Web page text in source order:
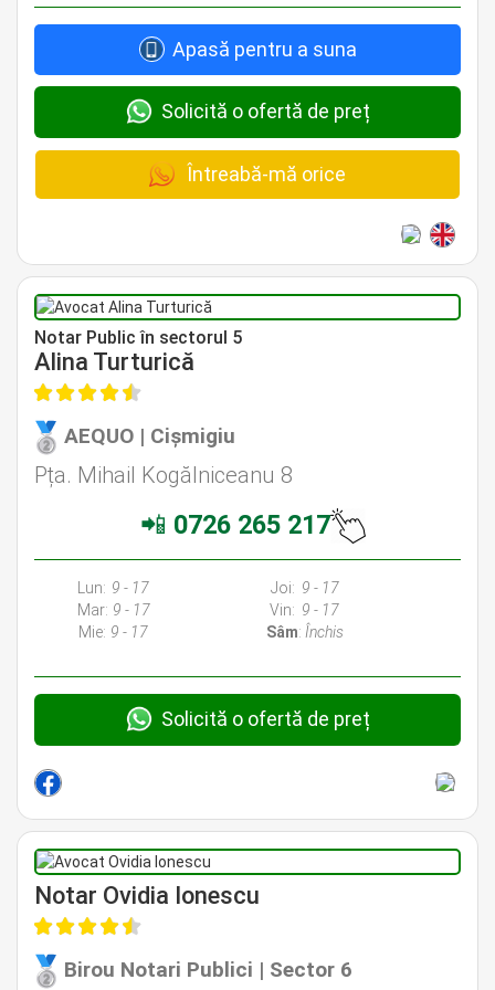
Apasă pentru a suna
Solicită o ofertă de preț
Întreabă-mă orice
Avocat Specializat în Drept Civil • Avocat Specializat în Dreptul Familiei
Notar Public în sectorul 5
Alina Turturică
AEQUO | Cișmigiu
Pța. Mihail Kogălniceanu 8
📲 0726 265 217
Avocati Bucuresti • Cabinete Avocatura Bucuresti • Avocati Specializati Bucuresti • Avocat Bun Bucuresti • Avocat Bucuresti • Bucuresti Avocat •
Lun: 9 - 17
Mar: 9 - 17
Mie: 9 - 17
Joi: 9 - 17
Vin: 9 - 17
Sâm: Închis
Solicită o ofertă de preț
Avocat Specializat în Drept Civil • Avocat Specializat în Dreptul Familiei
Notar Ovidia Ionescu
Birou Notari Publici | Sector 6